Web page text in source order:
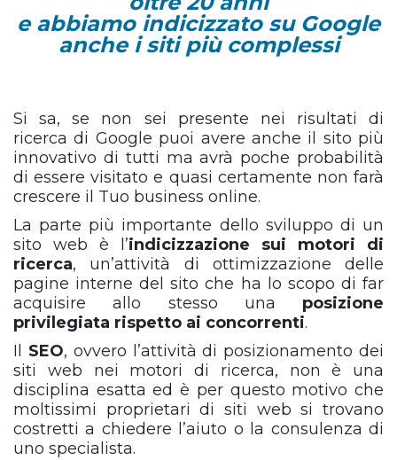
e abbiamo indicizzato su Google
anche i siti più complessi
Si sa, se non sei presente nei risultati di
ricerca di Google puoi avere anche il sito più
innovativo di tutti ma avrà poche probabilità
di essere visitato e quasi certamente non farà
crescere il Tuo business online.
La parte più importante dello sviluppo di un
sito web è l’indicizzazione sui motori di
ricerca, un’attività di ottimizzazione delle
pagine interne del sito che ha lo scopo di far
acquisire allo stesso una posizione
privilegiata rispetto ai concorrenti.
Il SEO, ovvero l’attività di posizionamento dei
siti web nei motori di ricerca, non è una
disciplina esatta ed è per questo motivo che
moltissimi proprietari di siti web si trovano
costretti a chiedere l’aiuto o la consulenza di
uno specialista.